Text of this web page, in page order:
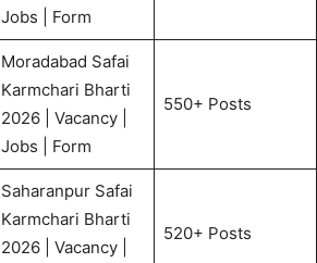
Jobs | Form
Moradabad Safai
Karmchari Bharti
2026 | Vacancy |
Jobs | Form
550+ Posts
Saharanpur Safai
Karmchari Bharti
2026 | Vacancy |
520+ Posts